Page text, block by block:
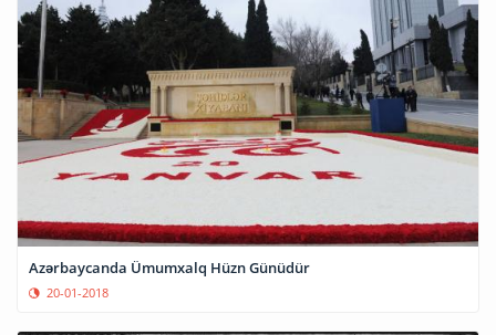
Azərbaycanda Ümumxalq Hüzn Günüdür
20-01-2018